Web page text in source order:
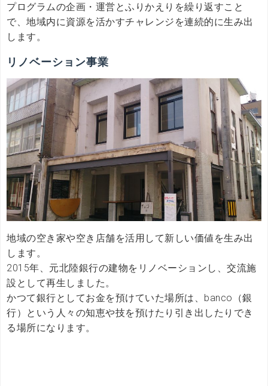
プログラムの企画・運営とふりかえりを繰り返すこと
で、地域内に資源を活かすチャレンジを連続的に生み出
します。
リノベーション事業
地域の空き家や空き店舗を活用して新しい価値を生み出
します。
2015年、元北陸銀行の建物をリノベーションし、交流施
設として再生しました。
かつて銀行としてお金を預けていた場所は、banco（銀
行）という人々の知恵や技を預けたり引き出したりでき
る場所になります。